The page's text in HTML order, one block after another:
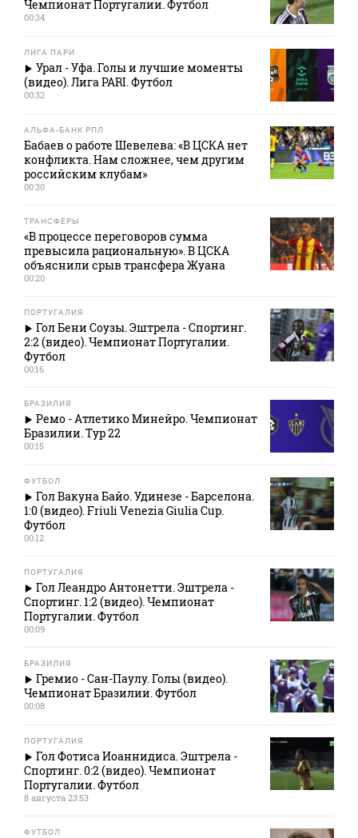
Чемпионат Португалии. Футбол
00:34
ЛИГА ПАРИ
Урал - Уфа. Голы и лучшие моменты
(видео). Лига PARI. Футбол
00:32
АЛЬФА-БАНК РПЛ
Бабаев о работе Шевелева: «В ЦСКА нет
конфликта. Нам сложнее, чем другим
российским клубам»
00:30
ТРАНСФЕРЫ
«В процессе переговоров сумма
превысила рациональную». В ЦСКА
объяснили срыв трансфера Жуана
00:20
ПОРТУГАЛИЯ
Гол Бени Соузы. Эштрела - Спортинг.
2:2 (видео). Чемпионат Португалии.
Футбол
00:16
БРАЗИЛИЯ
Ремо - Атлетико Минейро. Чемпионат
Бразилии. Тур 22
00:15
ФУТБОЛ
Гол Вакуна Байо. Удинезе - Барселона.
1:0 (видео). Friuli Venezia Giulia Cup.
Футбол
00:12
ПОРТУГАЛИЯ
Гол Леандро Антонетти. Эштрела -
Спортинг. 1:2 (видео). Чемпионат
Португалии. Футбол
00:09
БРАЗИЛИЯ
Гремио - Сан-Паулу. Голы (видео).
Чемпионат Бразилии. Футбол
00:08
ПОРТУГАЛИЯ
Гол Фотиса Иоаннидиса. Эштрела -
Спортинг. 0:2 (видео). Чемпионат
Португалии. Футбол
8 августа 23:53
ФУТБОЛ